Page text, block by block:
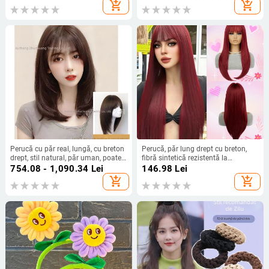
add_shopping_cart add_shopping_cart
Perucă cu păr real, lungă, cu breton
drept, stil natural, păr uman, poate
fi vopsită sau îndreptată
754.08 - 1,090.34 Lei
add_shopping_cart
Perucă, păr lung drept cu breton,
fibră sintetică rezistentă la
temperaturi, model G924, breton
drept sau înclinat, conferă volum
146.98 Lei
add_shopping_cart